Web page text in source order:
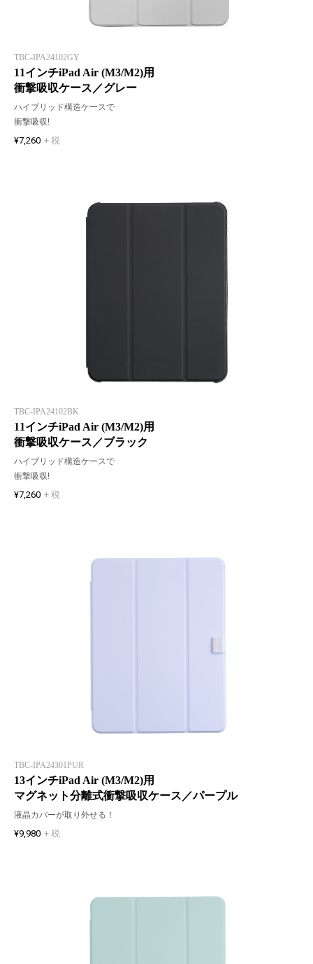
TBC-IPA24102GY
11インチiPad Air (M3/M2)用
衝撃吸収ケース／グレー
ハイブリッド構造ケースで
衝撃吸収!
¥7,260 + 税
TBC-IPA24102BK
11インチiPad Air (M3/M2)用
衝撃吸収ケース／ブラック
ハイブリッド構造ケースで
衝撃吸収!
¥7,260 + 税
TBC-IPA24301PUR
13インチiPad Air (M3/M2)用
マグネット分離式衝撃吸収ケース／パープル
液晶カバーが取り外せる！
¥9,980 + 税